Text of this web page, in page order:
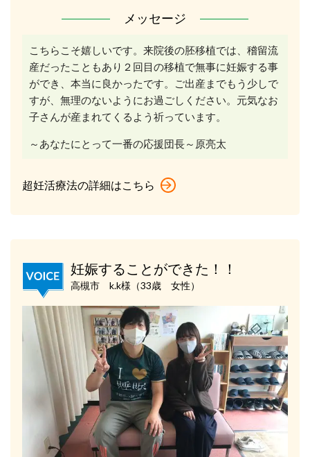
メッセージ
こちらこそ嬉しいです。来院後の胚移植では、稽留流
産だったこともあり２回目の移植で無事に妊娠する事
ができ、本当に良かったです。ご出産までもう少しで
すが、無理のないようにお過ごしください。元気なお
子さんが産まれてくるよう祈っています。
～あなたにとって一番の応援団長～原亮太
超妊活療法の詳細はこちら
妊娠することができた！！
高槻市 k.k様（33歳 女性）